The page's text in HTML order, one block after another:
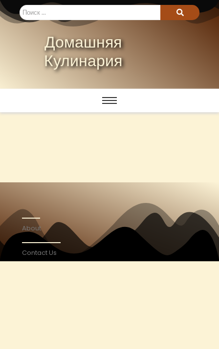
Домашняя
Кулинария
About
Contact Us